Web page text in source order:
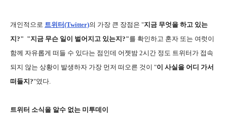
개인적으로 트위터(Twitter)의 가장 큰 장점은 "지금 무엇을 하고 있는
지?" "지금 무슨 일이 벌어지고 있는지?"를 확인하고 혼자 또는 여럿이
함께 자유롭게 떠들 수 있다는 점인데 어젯밤 2시간 정도 트위터가 접속
되지 않는 상황이 발생하자 가장 먼저 떠오른 것이 "이 사실을 어디 가서
떠들지?"였다.
트위터 소식을 알수 없는 미투데이